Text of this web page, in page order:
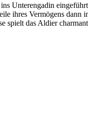
Unterengadin
ihres Vermögens dann
das Aldier